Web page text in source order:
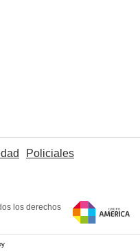
Policiales
los derechos